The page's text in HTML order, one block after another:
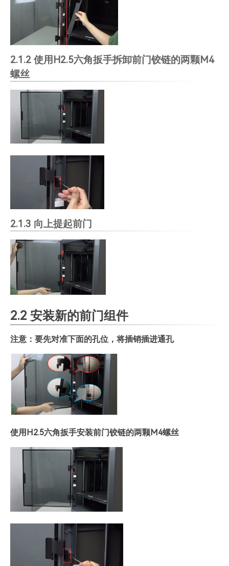
2.1.2 使用H2.5六角扳手拆卸前门铰链的两颗M4
螺丝
2.1.3 向上提起前门
2.2 安装新的前门组件
注意：要先对准下面的孔位，将插销插进通孔
使用H2.5六角扳手安装前门铰链的两颗M4螺丝